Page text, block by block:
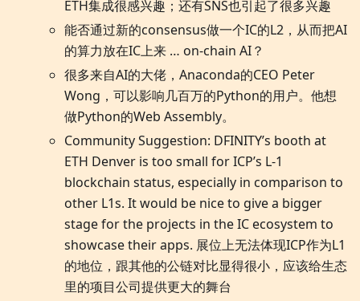
ETH集成很感兴趣；还有SNS也引起了很多兴趣
能否通过新的consensus做一个IC的L2，从而把AI
的算力放在IC上来 … on-chain AI？
很多来自AI的大佬，Anaconda的CEO Peter
Wong，可以影响几百万的Python的用户。他想
做Python的Web Assembly。
Community Suggestion: DFINITY’s booth at
ETH Denver is too small for ICP’s L-1
blockchain status, especially in comparison to
other L1s. It would be nice to give a bigger
stage for the projects in the IC ecosystem to
showcase their apps. 展位上无法体现ICP作为L1
的地位，跟其他的公链对比显得很小，应该给生态
里的项目公司提供更大的舞台